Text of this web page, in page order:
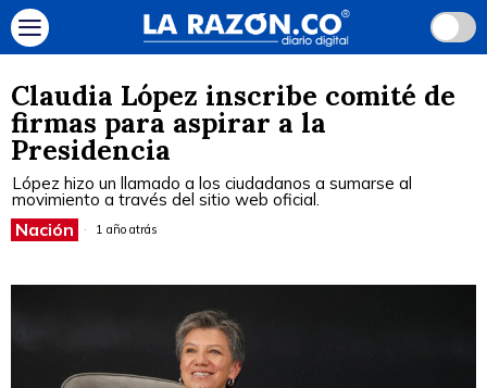
Claudia López inscribe comité de
firmas para aspirar a la
Presidencia
López hizo un llamado a los ciudadanos a sumarse al
movimiento a través del sitio web oficial.
Nación 1 año atrás